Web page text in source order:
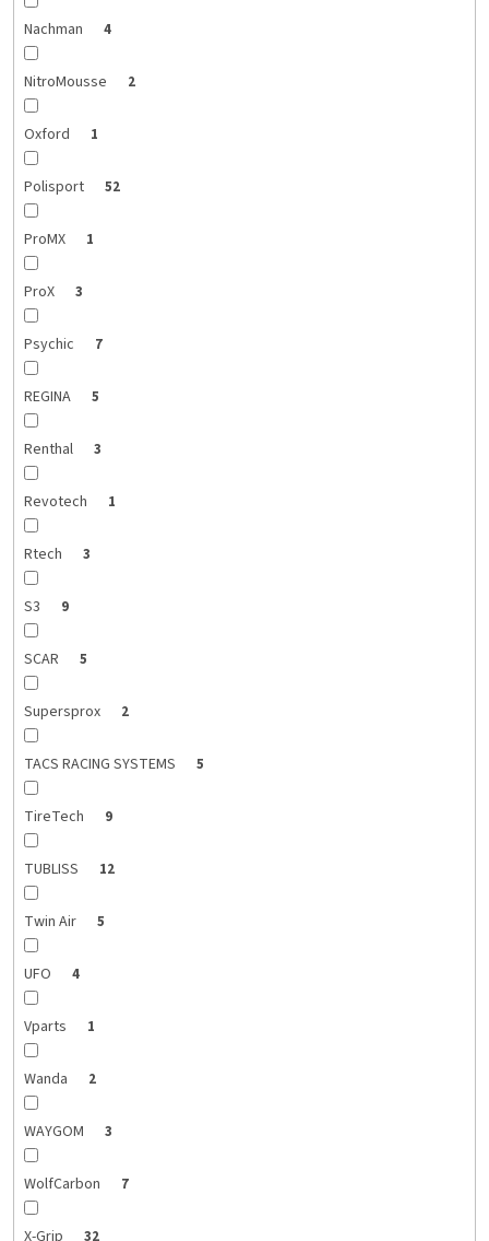
Nachman 4
NitroMousse 2
Oxford 1
Polisport 52
ProMX 1
ProX 3
Psychic 7
REGINA 5
Renthal 3
Revotech 1
Rtech 3
S3 9
SCAR 5
Supersprox 2
TACS RACING SYSTEMS 5
TireTech 9
TUBLISS 12
Twin Air 5
UFO 4
Vparts 1
Wanda 2
WAYGOM 3
WolfCarbon 7
32